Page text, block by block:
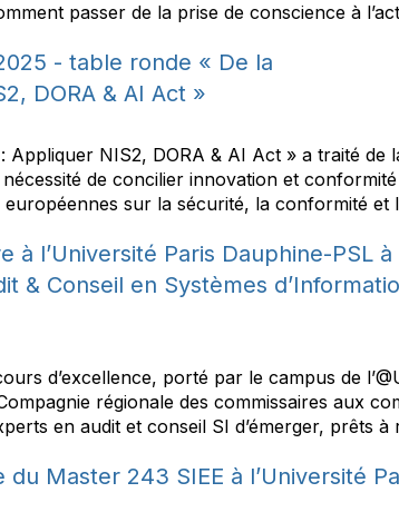
passer de la prise de conscience à
- table ronde « De la
DORA & AI Act »
Appliquer NIS2, DORA & AI Act » a traité
de concilier innovation et
sur la sécurité, la conformité et
l’Université Paris Dauphine-PSL à
& Conseil en Systèmes
d’excellence, porté par le campus de
régionale des commissaires aux
en audit et conseil SI d’émerger, prêts
Master 243 SIEE à l’Université